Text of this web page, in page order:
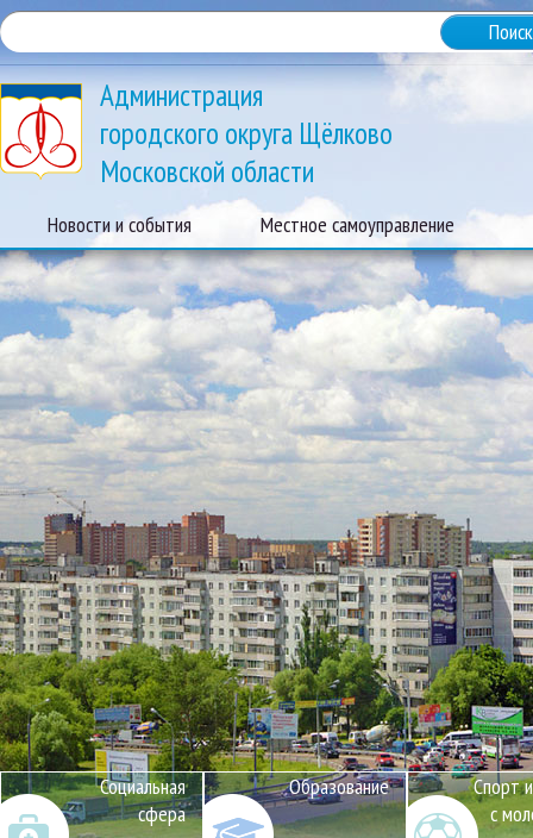
Администрация
городского округа Щёлково
Московской области
Новости и события Местное самоуправление
Социальная
сфера
Образование
Спорт
с